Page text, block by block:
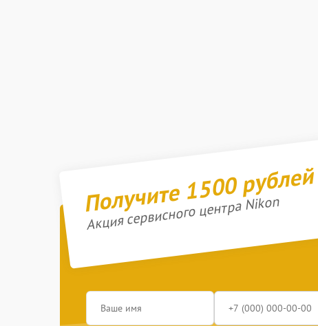
Получите 1500
Акция сервисного центра Nikon